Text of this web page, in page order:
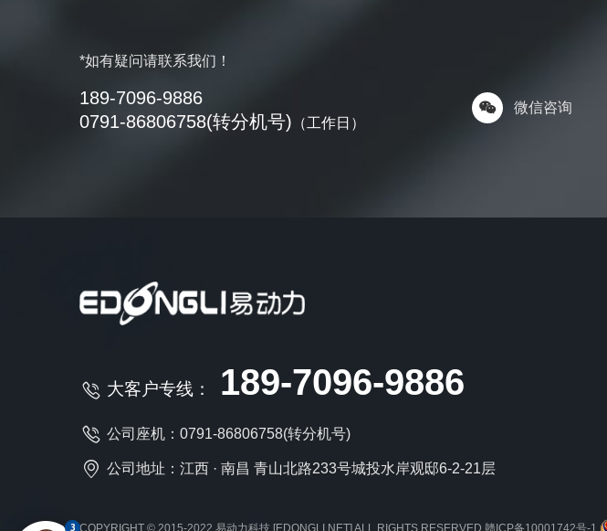
*如有疑问请联系我们！
189-7096-9886
0791-86806758(转分机号) （工作日）
微信咨询
大客户专线： 189-7096-9886
公司座机：0791-86806758(转分机号)
公司地址：江西 · 南昌 青山北路233号城投水岸观邸6-2-21层
COPYRIGHT © 2015-2022易动力科技 [EDONGLI.NET] ALL RIGHTS RESERVED 赣ICP备10001742号-1